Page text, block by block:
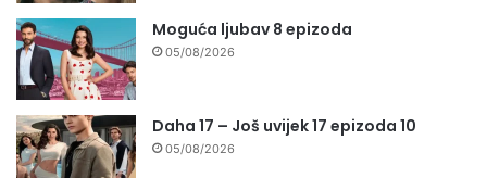
Moguća ljubav 8 epizoda
05/08/2026
Daha 17 – Još uvijek 17 epizoda 10
05/08/2026